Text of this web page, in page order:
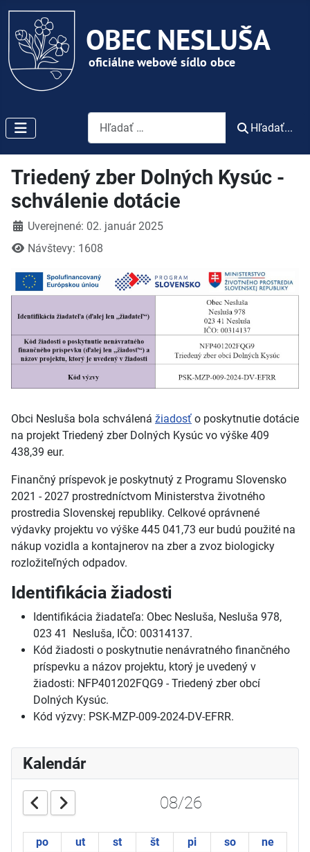
Vyhľadávanie
Hľadať...
Triedený zber Dolných Kysúc -
schválenie dotácie
DetailyUverejnené: 02. január 2025
Návštevy: 1608
Obci Nesluša bola schválená žiadosť o poskytnutie dotácie
na projekt Triedený zber Dolných Kysúc vo výške 409
438,39 eur.
Finančný príspevok je poskytnutý z Programu Slovensko
2021 - 2027 prostredníctvom Ministerstva životného
prostredia Slovenskej republiky. Celkové oprávnené
výdavky projektu vo výške 445 041,73 eur budú použité na
nákup vozidla a kontajnerov na zber a zvoz biologicky
rozložiteľných odpadov.
Identifikácia žiadosti
Identifikácia žiadateľa: Obec Nesluša, Nesluša 978,
023 41 Nesluša, IČO: 00314137.
Kód žiadosti o poskytnutie nenávratného finančného
príspevku a názov projektu, ktorý je uvedený v
žiadosti: NFP401202FQG9 - Triedený zber obcí
Dolných Kysúc.
Kód výzvy: PSK-MZP-009-2024-DV-EFRR.
Kalendár
08/26
po ut st št pi so
ne